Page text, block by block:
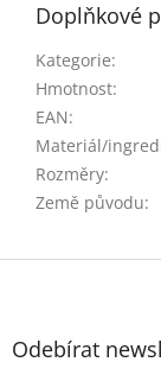
Doplňkové
Kategorie:
Hmotnost:
EAN:
Materiál/
Rozměry:
Země původu:
Z
Odebírat